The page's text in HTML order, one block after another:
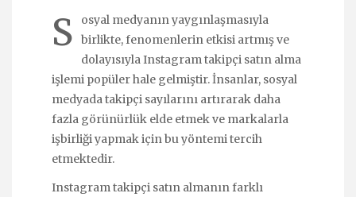
S
osyal medyanın yaygınlaşmasıyla
birlikte, fenomenlerin etkisi artmış ve
dolayısıyla Instagram takipçi satın alma
işlemi popüler hale gelmiştir. İnsanlar, sosyal
medyada takipçi sayılarını artırarak daha
fazla görünürlük elde etmek ve markalarla
işbirliği yapmak için bu yöntemi tercih
etmektedir.
Instagram takipçi satın almanın farklı